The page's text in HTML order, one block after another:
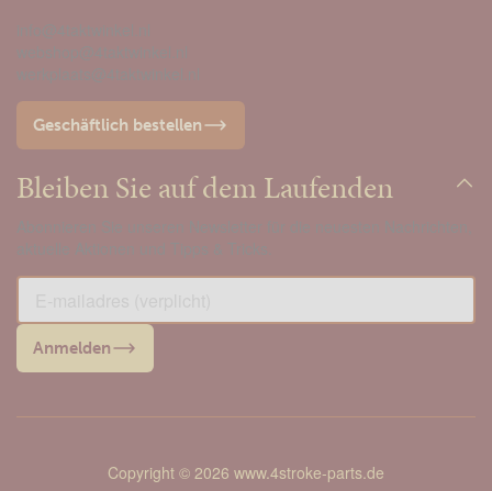
Geschäftlich bestellen
Bleiben Sie auf dem Laufenden
Anmelden
Copyright © 2026 www.4stroke-parts.de